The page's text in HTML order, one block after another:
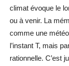
climat évoque le
ou à venir. La
comme une
l’instant T, mais
rationnelle. C’est